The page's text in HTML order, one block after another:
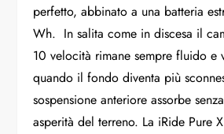
perfetto, abbinato a una batteria
Wh. In salita come in discesa il
10 velocità rimane sempre fluido e
quando il fondo diventa più
sospensione anteriore assorbe
asperità del terreno. La iRide Pure